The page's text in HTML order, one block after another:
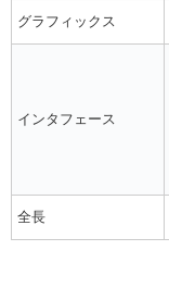
グラフィックス
インタフェース
全長